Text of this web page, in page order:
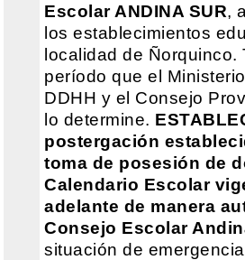
Escolar ANDINA SUR,
los establecimientos
localidad de Ñorquinco.
período que el
DDHH y el Consejo
lo determine.
postergación
toma de posesión de
Calendario Escolar
adelante de manera
Consejo Escolar
situación de